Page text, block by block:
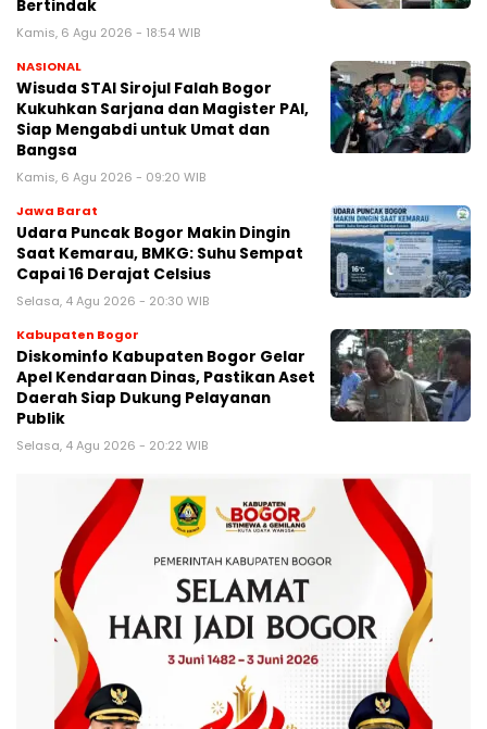
Bertindak
Kamis, 6 Agu 2026 - 18:54 WIB
NASIONAL
Wisuda STAI Sirojul Falah Bogor
Kukuhkan Sarjana dan Magister PAI,
Siap Mengabdi untuk Umat dan
Bangsa
Kamis, 6 Agu 2026 - 09:20 WIB
Jawa Barat
Udara Puncak Bogor Makin Dingin
Saat Kemarau, BMKG: Suhu Sempat
Capai 16 Derajat Celsius
Selasa, 4 Agu 2026 - 20:30 WIB
Kabupaten Bogor
Diskominfo Kabupaten Bogor Gelar
Apel Kendaraan Dinas, Pastikan Aset
Daerah Siap Dukung Pelayanan
Publik
Selasa, 4 Agu 2026 - 20:22 WIB